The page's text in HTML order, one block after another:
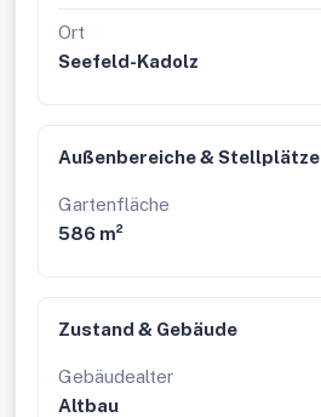
Ort
Seefeld-Kadolz
Außenbereiche & Stellplätze
Gartenfläche
586 m²
Zustand & Gebäude
Gebäudealter
Altbau